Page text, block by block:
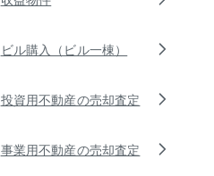
ビル購入（ビル一棟）
投資用不動産の売却査定
事業用不動産の売却査定